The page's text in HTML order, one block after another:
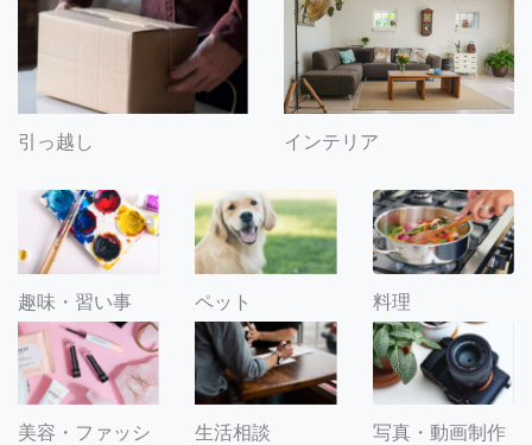
引っ越し インテリア
趣味・習い事 ペット 料理
美容・ファッシ
生活相談 写真・動画制作